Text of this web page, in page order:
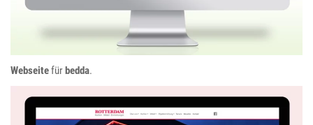
Webseitefürbedda.